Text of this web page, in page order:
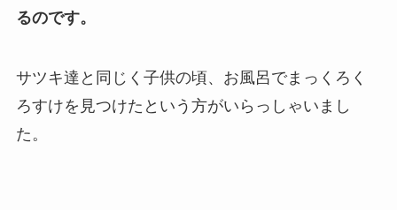
るのです。
サツキ達と同じく子供の頃、お風呂でまっくろく
ろすけを見つけたという方がいらっしゃいまし
た。